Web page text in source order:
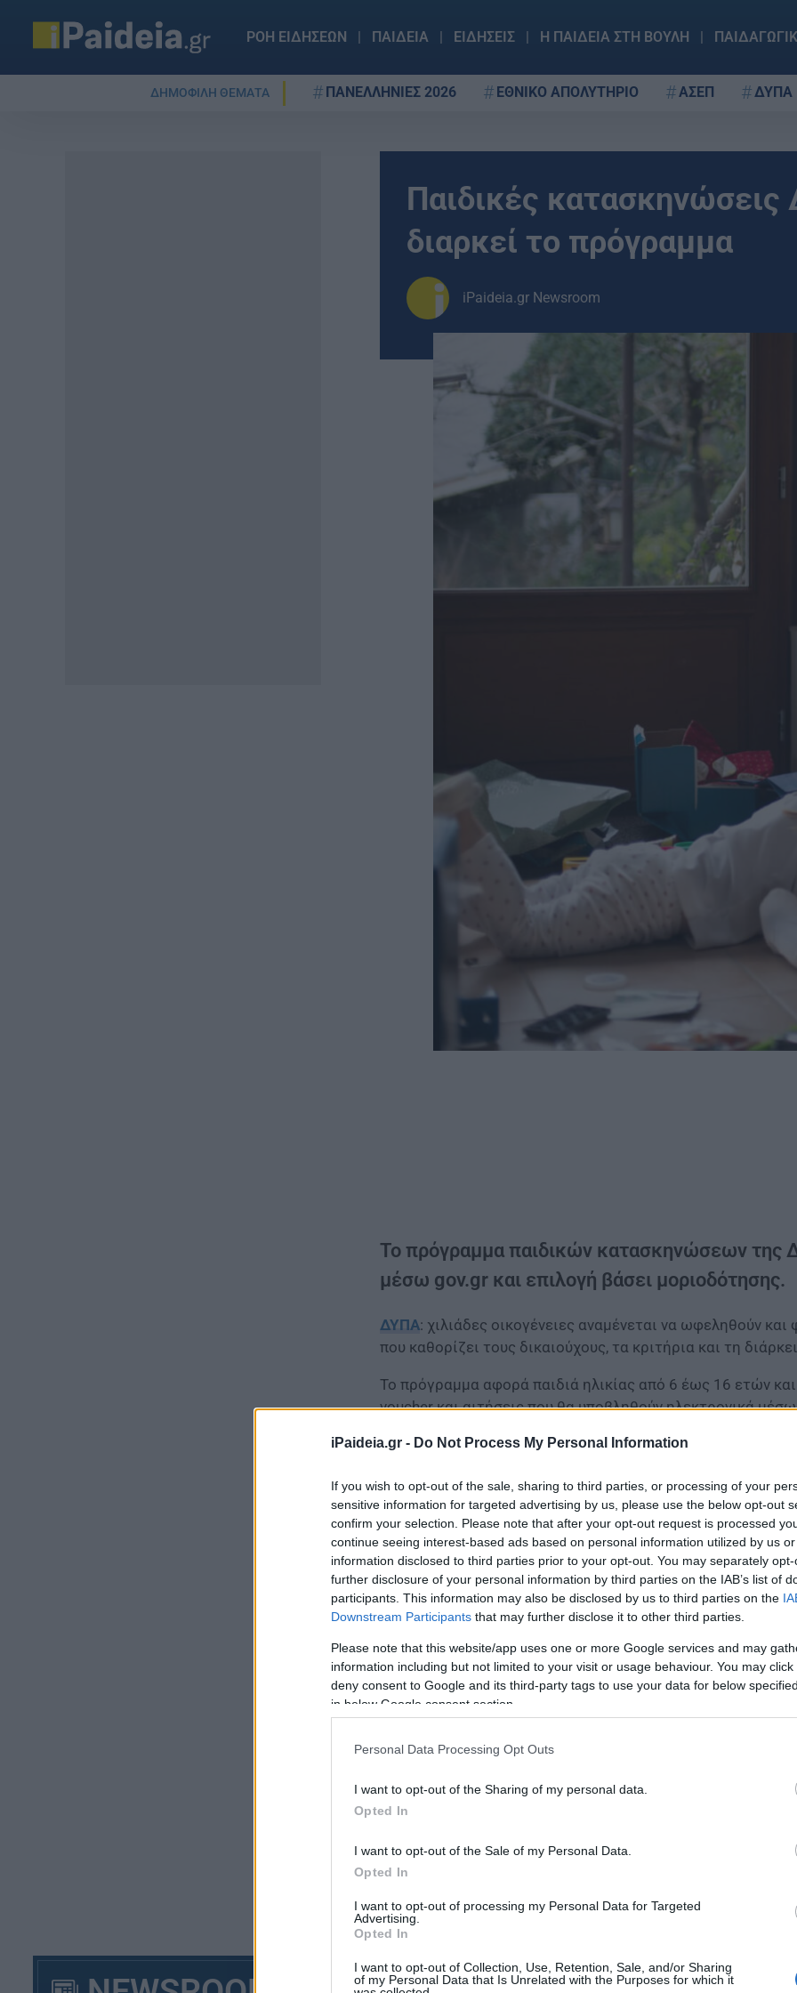
iPaideia.gr - Do Not Process My Personal Information
If you wish to opt-out of the sale, sharing to third parties, or processing of your
sensitive information for targeted advertising by us, please use the below opt-out
confirm your selection. Please note that after your opt-out request is processed
continue seeing interest-based ads based on personal information utilized by us
information disclosed to third parties prior to your opt-out. You may separately
further disclosure of your personal information by third parties on the IAB’s list of
participants. This information may also be disclosed by us to third parties on the
Downstream Participants that may further disclose it to other third parties.
Please note that this website/app uses one or more Google services and may
information including but not limited to your visit or usage behaviour. You may
deny consent to Google and its third-party tags to use your data for below
in below Google consent section.
Personal Data Processing Opt Outs
I want to opt-out of the Sharing of my personal data.
Opted In
I want to opt-out of the Sale of my Personal Data.
Opted In
I want to opt-out of processing my Personal Data for Targeted
Advertising.
Opted In
I want to opt-out of Collection, Use, Retention, Sale, and/or Sharing
of my Personal Data that Is Unrelated with the Purposes for which it
ΡΟΗ ΕΙΔΗΣΕΩΝ ΠΑΙΔΕΙΑ ΕΙΔΗΣΕΙΣ Η ΠΑΙΔΕΙΑ ΣΤΗ ΒΟΥΛΗ
ΔΗΜΟΦΙΛΗ ΘΕΜΑΤΑ ΠΑΝΕΛΛΗΝΙΕΣ 2026 ΕΘΝΙΚΟ ΑΠΟΛΥΤΗΡΙΟ ΑΣΕΠ ΔΥΠΑ
Παιδικές
διαρκεί το πρόγραμμα
iPaideia.gr Newsroom
Το πρόγραμμα παιδικών κατασκηνώσεων της
μέσω gov.gr και επιλογή βάσει μοριοδότησης.
ΔΥΠΑ: χιλιάδες οικογένειες αναμένεται να ωφεληθούν
που καθορίζει τους δικαιούχους, τα κριτήρια και τη
Το πρόγραμμα αφορά παιδιά ηλικίας από 6 έως 16 ετών
voucher και αιτήσεις που θα υποβληθούν ηλεκτρονικά
Πότε υλοποιείται το πρόγραμμα
Η διάρκεια υλοποίησης του προγράμματος ορίζεται από
Για τα παιδιά με αναπηρία προβλέπεται δυνατότητα
Τι καλύπτει το voucher
Το voucher καλύπτει το κόστος φιλοξενίας των παιδιών
ΔΥΠΑ: Πού ανοίγουν 900 θέσεις εργασίας